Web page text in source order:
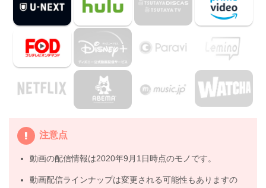
関連作品
アニメ『社長、バトルの時間です！』の動画は
DailymotionやPandoraではなく、配信サービスで安全に
5.アニメ『社長、バトルの時間です！』動画フル無料視聴
注意点
動画の配信情報は2020年9月1日時点のモノです。
動画配信ラインナップは変更される可能性もありますの